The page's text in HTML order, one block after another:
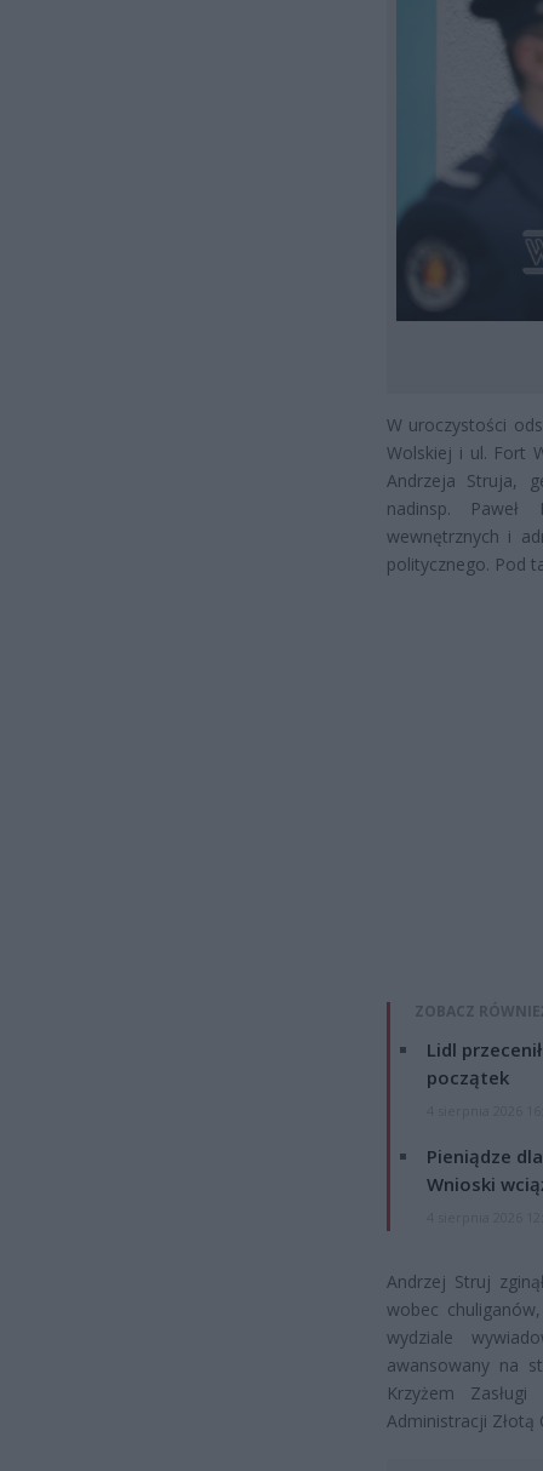
W uroczystości
Wolskiej i ul. Fort
Andrzeja Struja,
nadinsp. Paweł
wewnętrznych i
politycznego. Pod
ZOBACZ
Lidl
początek
Pieniądze
Wnioski
Andrzej Struj
wobec
wydziale
awansowany na
Krzyżem
Administracji Złotą